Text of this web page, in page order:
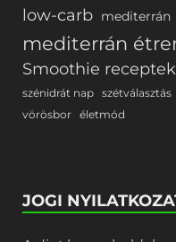
low-carb mediterrán
mediterrán
Smoothie receptek
szénidrát nap szétválasztás
vörösbor életmód
JOGI